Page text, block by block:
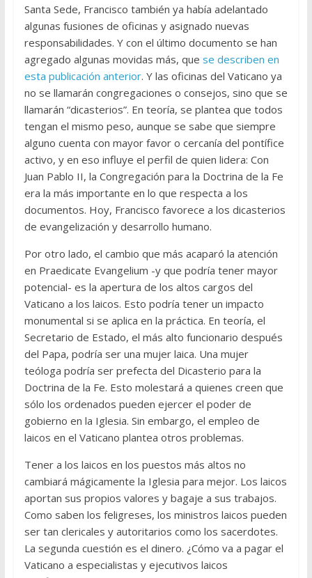
Santa Sede, Francisco también ya había adelantado
algunas fusiones de oficinas y asignado nuevas
responsabilidades. Y con el último documento se han
agregado algunas movidas más, que se describen en
esta publicación anterior. Y las oficinas del Vaticano ya
no se llamarán congregaciones o consejos, sino que se
llamarán “dicasterios”. En teoría, se plantea que todos
tengan el mismo peso, aunque se sabe que siempre
alguno cuenta con mayor favor o cercanía del pontífice
activo, y en eso influye el perfil de quien lidera: Con
Juan Pablo II, la Congregación para la Doctrina de la Fe
era la más importante en lo que respecta a los
documentos. Hoy, Francisco favorece a los dicasterios
de evangelización y desarrollo humano.
Por otro lado, el cambio que más acaparó la atención
en Praedicate Evangelium -y que podría tener mayor
potencial- es la apertura de los altos cargos del
Vaticano a los laicos. Esto podría tener un impacto
monumental si se aplica en la práctica. En teoría, el
Secretario de Estado, el más alto funcionario después
del Papa, podría ser una mujer laica. Una mujer
teóloga podría ser prefecta del Dicasterio para la
Doctrina de la Fe. Esto molestará a quienes creen que
sólo los ordenados pueden ejercer el poder de
gobierno en la Iglesia. Sin embargo, el empleo de
laicos en el Vaticano plantea otros problemas.
Tener a los laicos en los puestos más altos no
cambiará mágicamente la Iglesia para mejor. Los laicos
aportan sus propios valores y bagaje a sus trabajos.
Como saben los feligreses, los ministros laicos pueden
ser tan clericales y autoritarios como los sacerdotes.
La segunda cuestión es el dinero. ¿Cómo va a pagar el
Vaticano a especialistas y ejecutivos laicos